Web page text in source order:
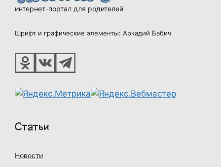
интернет-портал для родителей
Шрифт и графические элементы: Аркадий Бабич
Статьи
Новости